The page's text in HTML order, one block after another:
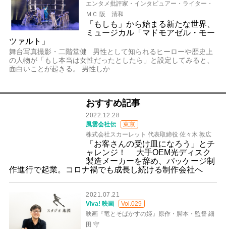
エンタメ批評家・インタビュアー・ライター・
ＭＣ 阪 清和
「もしも」から始まる新たな世界、
ミュージカル「マドモアゼル・モー
ツァルト」
舞台写真撮影・二階堂健 男性として知られるヒーローや歴史上
の人物が「もし本当は女性だったとしたら」と設定してみると、
面白いことが起きる。 男性しか
おすすめ記事
2022.12.28
風雲会社伝
東京
株式会社スカーレット 代表取締役 佐々木 敦広
「お客さんの受け皿になろう」とチ
ャレンジ！ 大手OEM光ディスク
製造メーカーを辞め、パッケージ制
作進行で起業。コロナ禍でも成長し続ける制作会社へ
2021.07.21
Viva! 映画
Vol.029
映画『竜とそばかすの姫』原作・脚本・監督 細
田 守